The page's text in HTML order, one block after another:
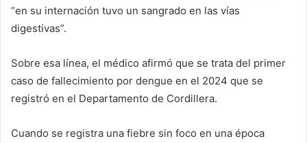
“en su internación tuvo un sangrado en las vías
digestivas”.
Sobre esa línea, el médico afirmó que se trata del primer
caso de fallecimiento por dengue en el 2024 que se
registró en el Departamento de Cordillera.
Cuando se registra una fiebre sin foco en una época